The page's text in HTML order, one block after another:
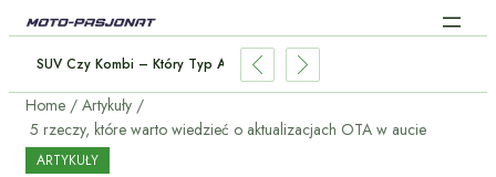
– Które Systemy Naprawdę Ratują Życie?
Home
Artykuły
5 rzeczy, które warto wiedzieć o aktualizacjach OTA w aucie
ARTYKUŁY